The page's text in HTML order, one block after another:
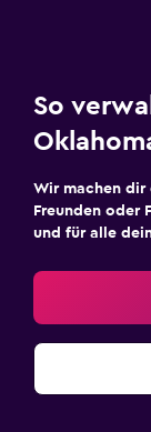
So
Wir machen dir
Freunden oder
und für alle